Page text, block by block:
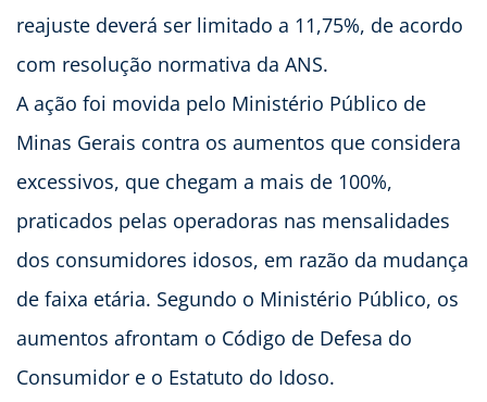
reajuste deverá ser limitado a 11,75%, de acordo
com resolução normativa da ANS.
A ação foi movida pelo Ministério Público de
Minas Gerais contra os aumentos que considera
excessivos, que chegam a mais de 100%,
praticados pelas operadoras nas mensalidades
dos consumidores idosos, em razão da mudança
de faixa etária. Segundo o Ministério Público, os
aumentos afrontam o Código de Defesa do
Consumidor e o Estatuto do Idoso.